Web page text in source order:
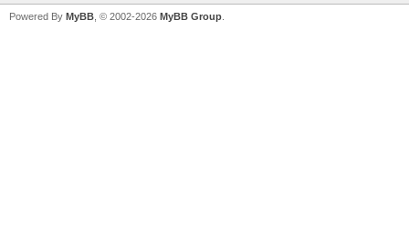
Powered By MyBB , © 2002-2026 MyBB Group